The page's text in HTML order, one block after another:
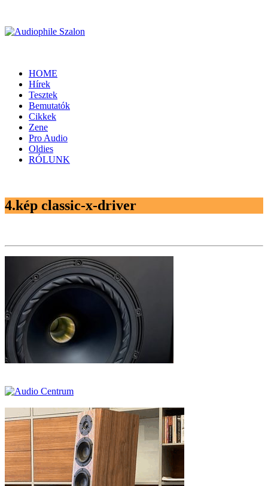
HOME
Hírek
Tesztek
Bemutatók
Cikkek
Zene
Pro Audio
Oldies
RÓLUNK
4.kép classic-x-driver